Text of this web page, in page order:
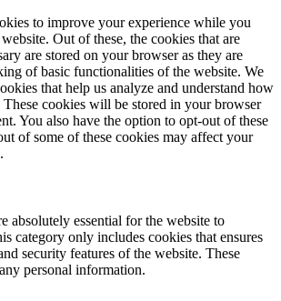
to improve your experience while you
Out of these, the cookies that are
are stored on your browser as they are
of basic functionalities of the website. We
that help us analyze and understand how
cookies will be stored in your browser
You also have the option to opt-out of these
of some of these cookies may affect your
absolutely essential for the website to
category only includes cookies that ensures
security features of the website. These
personal information.